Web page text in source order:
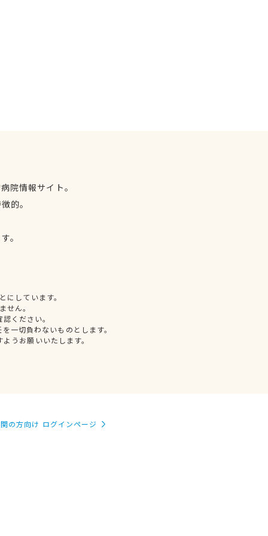
院情報サイト。
的。
。
しています。
せん。
ください。
一切負わないものとします。
うお願いいたします。
の方向け ログインページ